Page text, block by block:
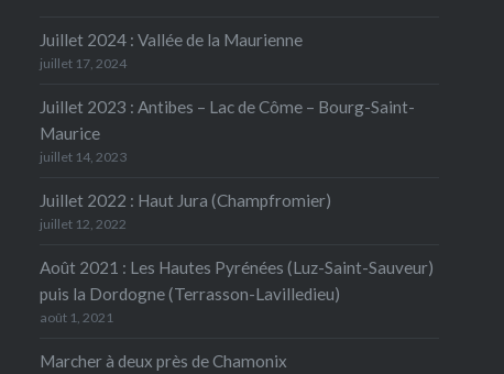
Juillet 2024 : Vallée de la Maurienne
juillet 17, 2024
Juillet 2023 : Antibes – Lac de Côme – Bourg-Saint-
Maurice
juillet 14, 2023
Juillet 2022 : Haut Jura (Champfromier)
juillet 12, 2022
Août 2021 : Les Hautes Pyrénées (Luz-Saint-Sauveur)
puis la Dordogne (Terrasson-Lavilledieu)
août 1, 2021
Marcher à deux près de Chamonix